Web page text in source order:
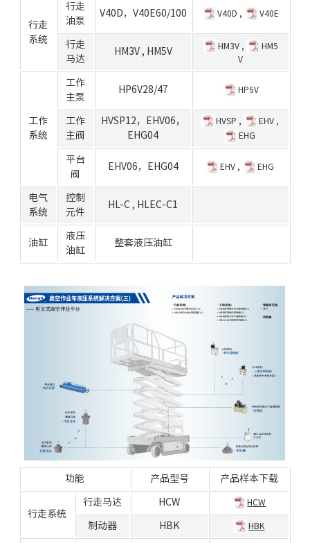
行走
系统
行走
油泵
V40D ， V40E60/100 V40D V40E
行走
马达
HM3V, HM5V
HM3V
HM5
V
工作
系统
工作
主泵
HP6V28/47 HP6V
工作
主阀
HVSP12 ， EHV06 ，
EHG04
HVSP EHV,
EHG
平台
阀
EHV06 ， EHG04 EHV EHG
电气
系统
控制
元件
HL-C HLEC-C1
油缸
液压
油缸
整套液压油缸
功能 产品型号 产品样本下载
行走系统
行走马达 HCW HCW
制动器 HBK HBK